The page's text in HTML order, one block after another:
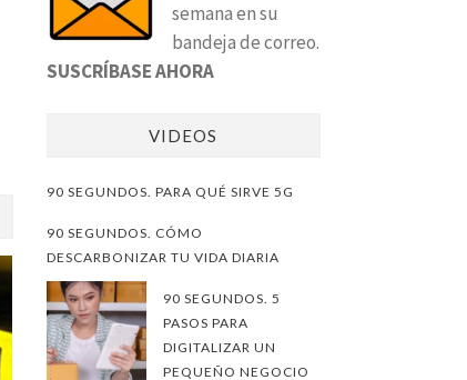
semana en su
bandeja de correo.
SUSCRÍBASE AHORA
VIDEOS
90 SEGUNDOS. PARA QUÉ SIRVE 5G
90 SEGUNDOS. CÓMO
DESCARBONIZAR TU VIDA DIARIA
90 SEGUNDOS. 5
PASOS PARA
DIGITALIZAR UN
PEQUEÑO NEGOCIO